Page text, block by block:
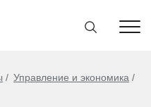
Управление и экономика